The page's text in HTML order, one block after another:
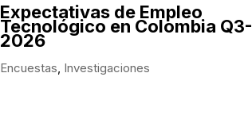
Expectativas de Empleo
Tecnológico en Colombia Q3-
2026
Encuestas Investigaciones